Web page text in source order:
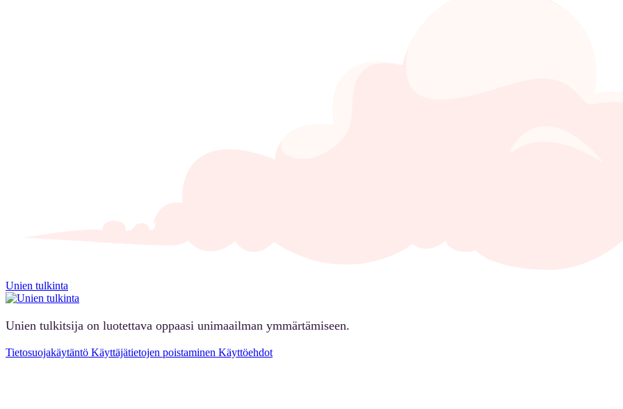
Unien tulkinta
Unien tulkitsija on luotettava oppaasi unimaailman ymmärtämiseen.
Tietosuojakäytäntö Käyttäjätietojen poistaminen Käyttöehdot